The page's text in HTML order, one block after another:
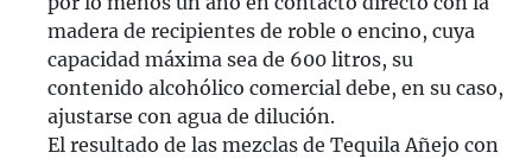
madera de recipientes de roble o encino, cuya
capacidad máxima sea de 600 litros, su
contenido alcohólico comercial debe, en su caso,
ajustarse con agua de dilución.
El resultado de las mezclas de Tequila Añejo con